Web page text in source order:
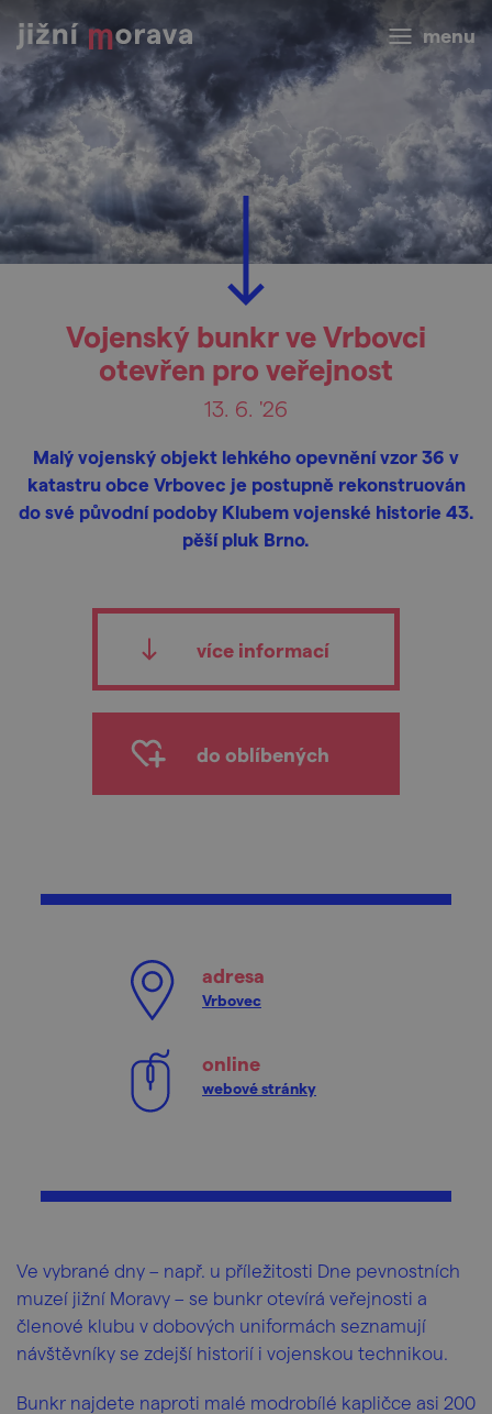
menu
Vojenský bunkr ve Vrbovci
otevřen pro veřejnost
13. 6. '26
Malý vojenský objekt lehkého opevnění vzor 36 v
katastru obce Vrbovec je postupně rekonstruován
do své původní podoby Klubem vojenské historie 43.
pěší pluk Brno.
více informací
do oblíbených
adresa
Vrbovec
online
webové stránky
Ve vybrané dny – např. u příležitosti Dne pevnostních
muzeí jižní Moravy – se bunkr otevírá veřejnosti a
členové klubu v dobových uniformách seznamují
návštěvníky se zdejší historií i vojenskou technikou.
Bunkr najdete naproti malé modrobílé kapličce asi 200